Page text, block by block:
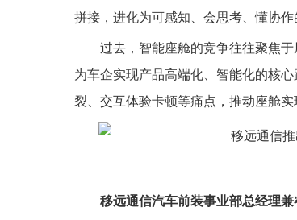
拼接，进化为可感知、会思考、懂协作
过去，智能座舱的竞争往往聚焦
为车企实现产品高端化、智能化的核
裂、交互体验卡顿等痛点，推动座舱
移远通信汽车前装事业部总经理